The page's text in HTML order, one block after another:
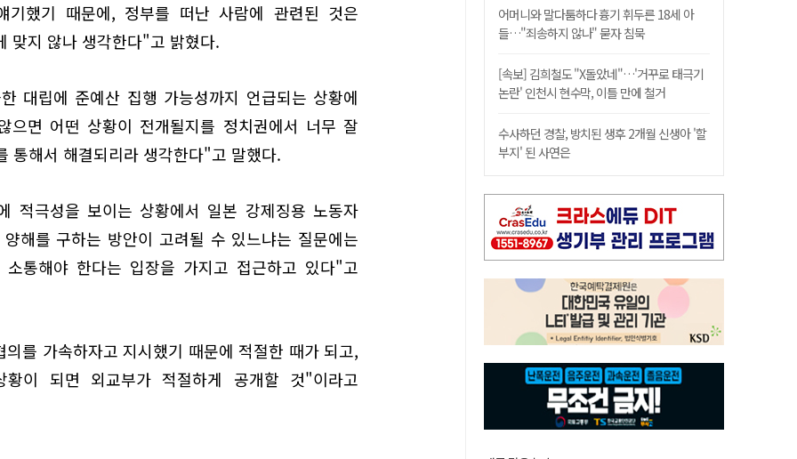
기했기 때문에, 정부를 떠난 사람에 관련된 것은
맞지 않나 생각한다"고 밝혔다.
대립에 준예산 집행 가능성까지 언급되는 상황에
으면 어떤 상황이 전개될지를 정치권에서 너무 잘
통해서 해결되리라 생각한다"고 말했다.
적극성을 보이는 상황에서 일본 강제징용 노동자
해를 구하는 방안이 고려될 수 있느냐는 질문에는
통해야 한다는 입장을 가지고 접근하고 있다"고
를 가속하자고 지시했기 때문에 적절한 때가 되고,
이 되면 외교부가 적절하게 공개할 것"이라고
어머니와 말다툼하다 흉기 휘두른 18세 아
들…"죄송하지 않나" 묻자 침묵
[속보] 김희철도 "X돌았네"…'거꾸로 태극기
논란' 인천시 현수막, 이틀 만에 철거
수사하던 경찰, 방치된 생후 2개월 신생아 '할
부지' 된 사연은